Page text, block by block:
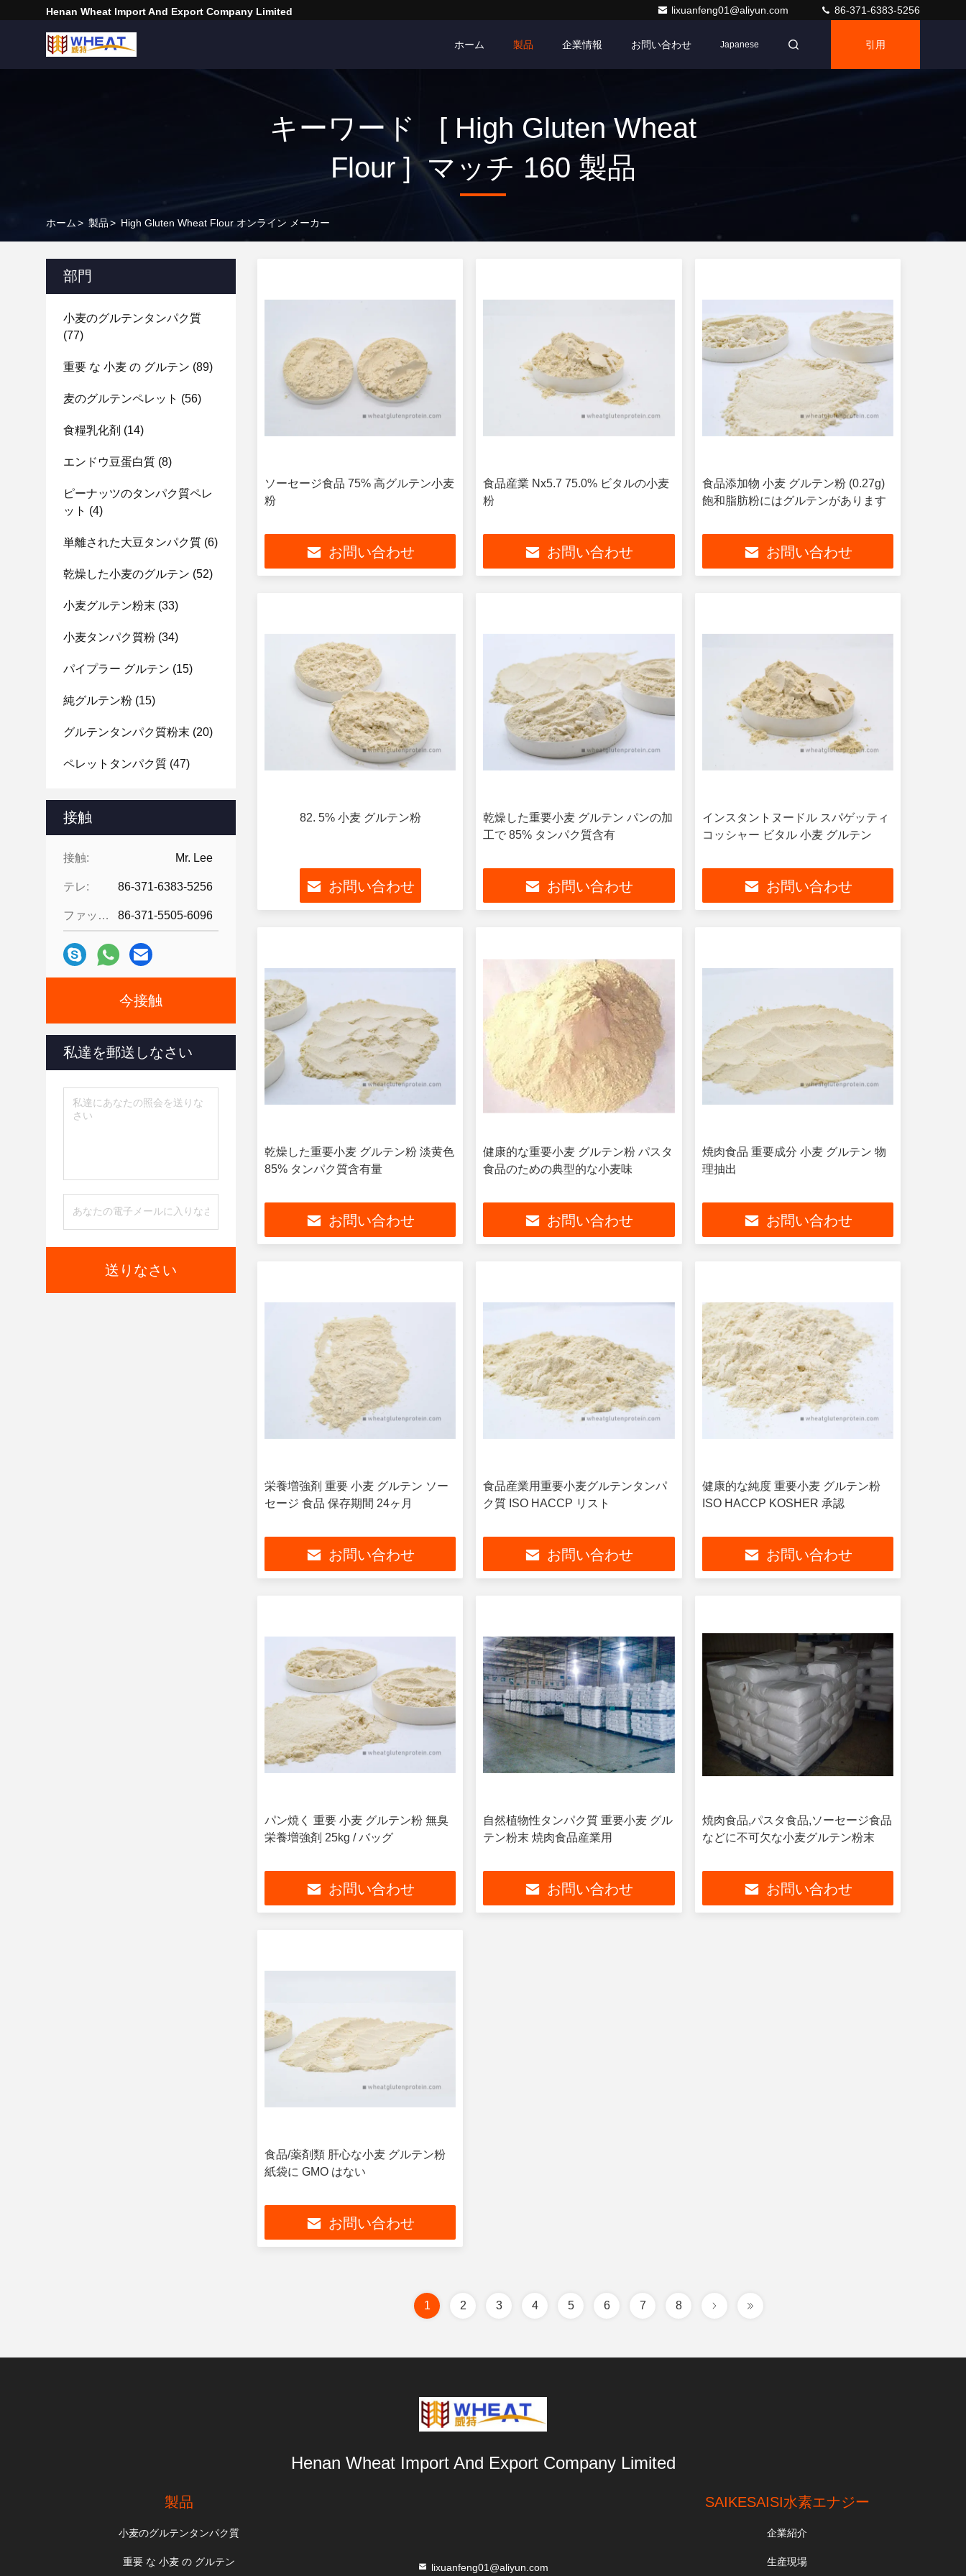
Henan Wheat Import And Export Company Limited lixuanfeng01@aliyun.com 86-371-6383-5256
ホーム 製品 企業情報 お問い合わせ Japanese 引用
キーワード [ High Gluten Wheat
Flour ] マッチ 160 製品
ホーム> 製品> High Gluten Wheat Flour オンライン メーカー
部門
小麦のグルテンタンパク質
(77)
重要 な 小麦 の グルテン (89)
麦のグルテンペレット (56)
食糧乳化剤 (14)
エンドウ豆蛋白質 (8)
ピーナッツのタンパク質ペレ
ット (4)
単離された大豆タンパク質 (6)
乾燥した小麦のグルテン (52)
小麦グルテン粉末 (33)
小麦タンパク質粉 (34)
パイプラー グルテン (15)
純グルテン粉 (15)
グルテンタンパク質粉末 (20)
ペレットタンパク質 (47)
接触
接触: Mr. Lee
テレ: 86-371-6383-5256
ファックス: 86-371-5505-6096
今接触
私達を郵送しなさい
送りなさい
ソーセージ食品 75% 高グルテン小麦
粉
お問い合わせ
食品産業 Nx5.7 75.0% ビタルの小麦
粉
お問い合わせ
食品添加物 小麦 グルテン粉 (0.27g)
飽和脂肪粉にはグルテンがあります
お問い合わせ
82. 5% 小麦 グルテン粉
お問い合わせ
乾燥した重要小麦 グルテン パンの加
工で 85% タンパク質含有
お問い合わせ
インスタントヌードル スパゲッティ
コッシャー ビタル 小麦 グルテン
お問い合わせ
乾燥した重要小麦 グルテン粉 淡黄色
85% タンパク質含有量
お問い合わせ
健康的な重要小麦 グルテン粉 パスタ
食品のための典型的な小麦味
お問い合わせ
焼肉食品 重要成分 小麦 グルテン 物
理抽出
お問い合わせ
栄養増強剤 重要 小麦 グルテン ソー
セージ 食品 保存期間 24ヶ月
お問い合わせ
食品産業用重要小麦グルテンタンパ
ク質 ISO HACCP リスト
お問い合わせ
健康的な純度 重要小麦 グルテン粉
ISO HACCP KOSHER 承認
お問い合わせ
パン焼く 重要 小麦 グルテン粉 無臭
栄養増強剤 25kg / バッグ
お問い合わせ
自然植物性タンパク質 重要小麦 グル
テン粉末 焼肉食品産業用
お問い合わせ
焼肉食品,パスタ食品,ソーセージ食品
などに不可欠な小麦グルテン粉末
お問い合わせ
食品/薬剤類 肝心な小麦 グルテン粉
紙袋に GMO はない
お問い合わせ
1 2 3 4 5 6 7 8
Henan Wheat Import And Export Company Limited
製品
小麦のグルテンタンパク質
重要 な 小麦 の グルテン lixuanfeng01@aliyun.com
SAIKESAISI水素エナジー
企業紹介
生産現場